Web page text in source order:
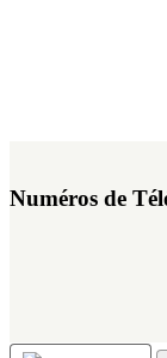
Numéros de